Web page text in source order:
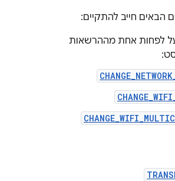
הבאים חייב להתקיים:
לפחות אחת מההרשאות